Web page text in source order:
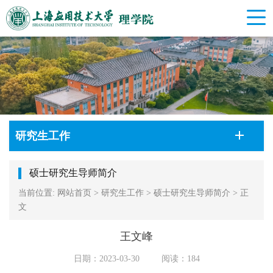
研究生工作
硕士研究生导师简介
当前位置: 网站首页 > 研究生工作 > 硕士研究生导师简介 > 正
文
王文峰
日期：2023-03-30 阅读： 184